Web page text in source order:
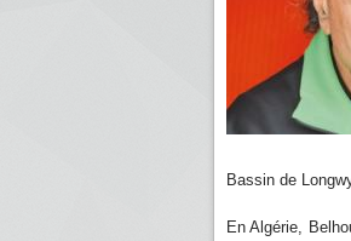
Bassin de
En Algérie,